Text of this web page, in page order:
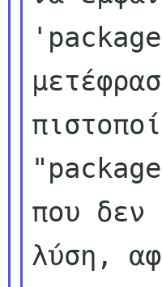
που δεν
λύση,